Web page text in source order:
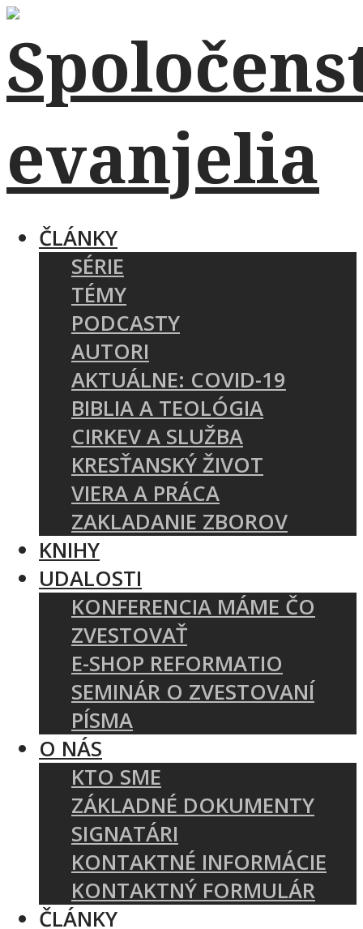
ČLÁNKY
SÉRIE
TÉMY
PODCASTY
AUTORI
AKTUÁLNE: COVID-19
BIBLIA A TEOLÓGIA
CIRKEV A SLUŽBA
KRESŤANSKÝ ŽIVOT
VIERA A PRÁCA
ZAKLADANIE ZBOROV
KNIHY
UDALOSTI
KONFERENCIA MÁME ČO
ZVESTOVAŤ
E-SHOP REFORMATIO
SEMINÁR O ZVESTOVANÍ
PÍSMA
O NÁS
KTO SME
ZÁKLADNÉ DOKUMENTY
SIGNATÁRI
KONTAKTNÉ INFORMÁCIE
KONTAKTNÝ FORMULÁR
ČLÁNKY